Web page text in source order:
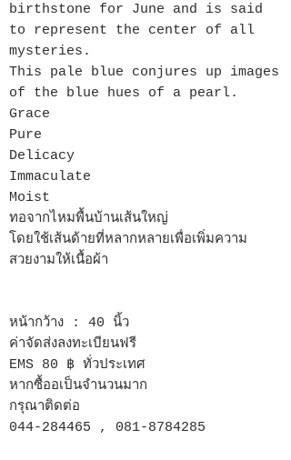
birthstone for June and is said
to represent the center of all
mysteries.
This pale blue conjures up images
of the blue hues of a pearl.
Grace
Pure
Delicacy
Immaculate
Moist
ทอจากไหมพื้นบ้านเส้นใหญ่
โดยใช้เส้นด้ายที่หลากหลายเพื่อเพิ่มความ
สวยงามให้เนื้อผ้า
หน้ากว้าง : 40 นิ้ว
ค่าจัดส่งลงทะเบียนฟรี
EMS 80 ฿ ทั่วประเทศ
หากซื้ออเป็นจำนวนมาก
กรุณาติดต่อ
044-284465 , 081-8784285